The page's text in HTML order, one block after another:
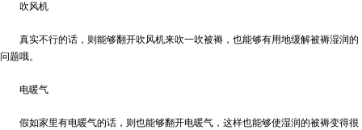
吹风机
真实不行的话，则能够翻开吹风机来吹一吹被褥，也能够有用地缓解被褥湿润的
问题哦。
电暖气
假如家里有电暖气的话，则也能够翻开电暖气，这样也能够使湿润的被褥变得很